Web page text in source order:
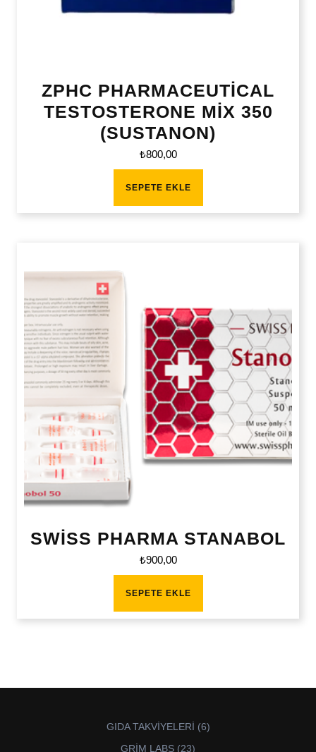
ZPHC PHARMACEUTİCAL
TESTOSTERONE MİX 350
(SUSTANON)
₺800,00
SEPETE EKLE
SWİSS PHARMA STANABOL
₺900,00
SEPETE EKLE
GIDA TAKVİYELERİ 66
GRİM LABS 2323